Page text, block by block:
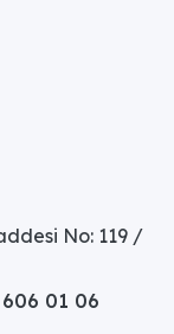
No: 119 /
01 06